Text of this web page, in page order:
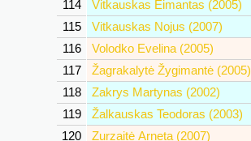
114
Vitkauskas Eimantas (2005)
115
Vitkauskas Nojus (2007)
116
Volodko Evelina (2005)
117
Žagrakalytė Žygimantė (2005)
118
Zakrys Martynas (2002)
119
Žalkauskas Teodoras (2003)
120
Zurzaitė Arneta (2007)